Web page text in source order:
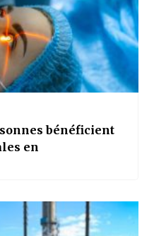
bénéficient
en